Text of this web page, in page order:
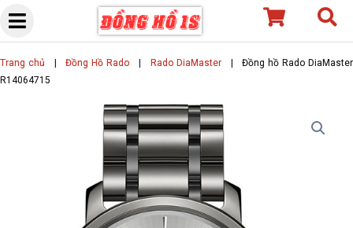
Skip
content
Trang chủ |Đồng Hồ Rado Rado DiaMaster|Đồng hồ Rado DiaMaster
R14064715